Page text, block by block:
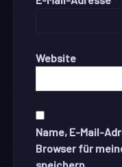
Website
Name, E-Mail-
Browser für